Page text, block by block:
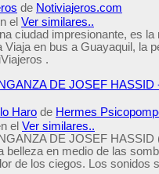
de Notiviajeros.com
el Ver similares..
ciudad impresionante, es
Viaja en bus a Guayaquil, la
.
DE JOSEF HASSID
Haro de Hermes
el Ver similares..
DE JOSEF HASSID
belleza en medio de las
de los ciegos. Los sonidos